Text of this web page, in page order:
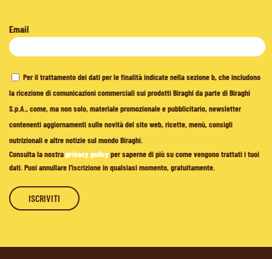
Email
Per il trattamento dei dati per le finalità indicate nella sezione b, che includono
la ricezione di comunicazioni commerciali sui prodotti Biraghi da parte di Biraghi
S.p.A., come, ma non solo, materiale promozionale e pubblicitario, newsletter
contenenti aggiornamenti sulle novità del sito web, ricette, menù, consigli
nutrizionali e altre notizie sul mondo Biraghi.
Consulta la nostraprivacy policyper saperne di più su come vengono trattati i tuoi
dati. Puoi annullare l'iscrizione in qualsiasi momento, gratuitamente.